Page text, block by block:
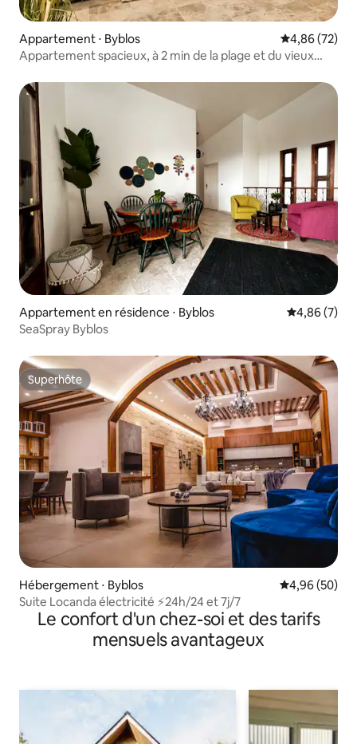
Appartement ⋅ Byblos Évaluation
4,86 (72)
Appartement spacieux, à 2 min de la plage et du vieux
Appartement en résidence ⋅ Byblos Évaluation
4,86 (7)
SeaSpray Byblos
Superhôte
Superhôte
Hébergement ⋅ Byblos Évaluation
4,96 (50)
Suite Locanda électricité ⚡24h/24 et 7j/7
Le confort d'un chez-soi et des tarifs
mensuels avantageux